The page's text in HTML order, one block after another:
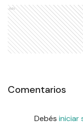
Ads
Comentarios
Debés iniciar